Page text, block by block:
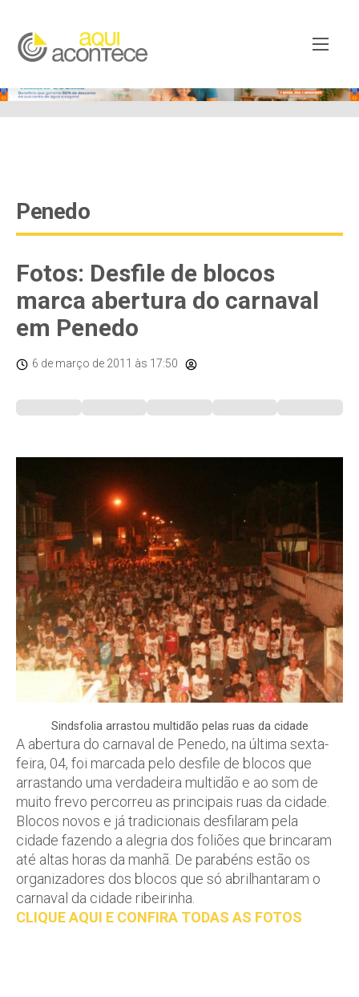
Xy8lpYSLnxw-AX8 google-site-verification:
googleb82de9a22cec23e8.html
Penedo
Fotos: Desfile de blocos
marca abertura do carnaval
em Penedo
6 de março de 2011 às 17:50
Sindsfolia arrastou multidão pelas ruas da cidade
A abertura do carnaval de Penedo, na última sexta-
feira, 04, foi marcada pelo desfile de blocos que
arrastando uma verdadeira multidão e ao som de
muito frevo percorreu as principais ruas da cidade.
Blocos novos e já tradicionais desfilaram pela
cidade fazendo a alegria dos foliões que brincaram
até altas horas da manhã. De parabéns estão os
organizadores dos blocos que só abrilhantaram o
carnaval da cidade ribeirinha.
CLIQUE AQUI E CONFIRA TODAS AS FOTOS